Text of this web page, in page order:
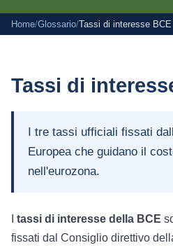
Home/Glossario/Tassi di interesse BCE
Tassi di
I tre tassi ufficiali fissati
Europea che guidano il
nell'eurozona.
tassi di interesse della BCE
fissati dal Consiglio direttivo